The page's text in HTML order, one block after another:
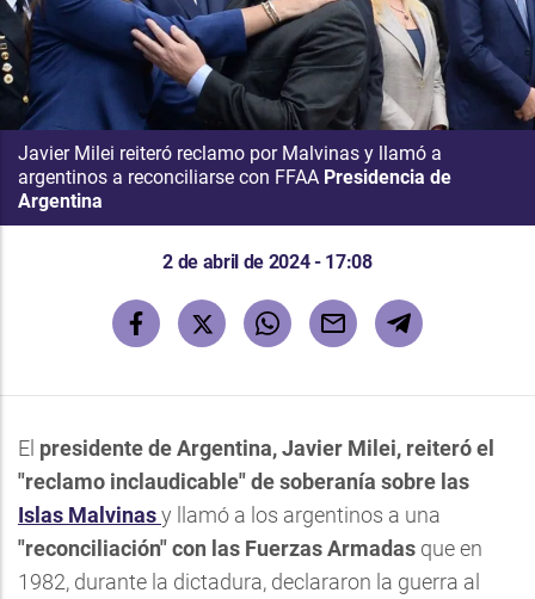
Javier Milei reiteró reclamo por Malvinas y llamó a
argentinos a reconciliarse con FFAA Presidencia de
Argentina
2 de abril de 2024 - 17:08
El presidente de Argentina, Javier Milei, reiteró el
"reclamo inclaudicable" de soberanía sobre las
Islas Malvinasy llamó a los argentinos a una
"reconciliación" con las Fuerzas Armadas que en
1982, durante la dictadura, declararon la guerra al